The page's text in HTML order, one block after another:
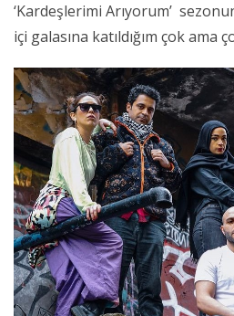
‘Kardeşlerimi Arıyorum’
içi galasına katıldığım çok ama